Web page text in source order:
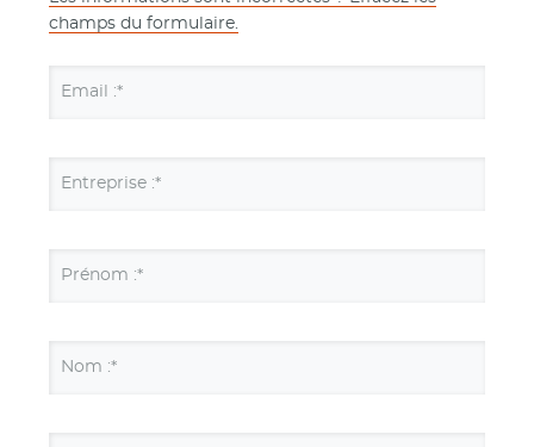
champs du formulaire.
Email :*
Entreprise :*
Prénom :*
Nom :*